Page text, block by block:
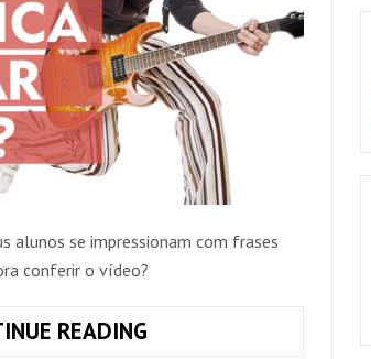
alunos se impressionam com frases
conferir o vídeo?
READING